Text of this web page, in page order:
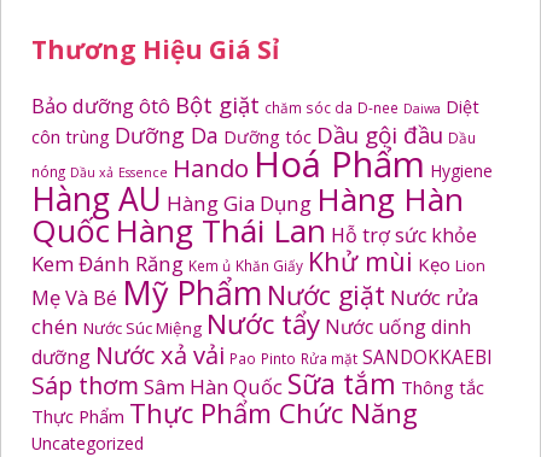
Thương Hiệu Giá Sỉ
Bảo dưỡng ôtô Bột giặt chăm sóc da D-nee Daiwa Diệt
côn trùng Dưỡng Da Dưỡng tóc Dầu gội đầu Dầu
nóng Dầu xả Essence Hando Hoá Phẩm Hygiene
Hàng AU Hàng Gia Dụng Hàng Hàn
Quốc Hàng Thái Lan Hỗ trợ sức khỏe
Kem Đánh Răng Kem ủ Khăn Giấy Khử mùi Kẹo Lion
Mẹ Và Bé Mỹ Phẩm Nước giặt Nước rửa
chén Nước Súc Miệng Nước tẩy Nước uống dinh
dưỡng Nước xả vải Pao Pinto Rửa mặt SANDOKKAEBI
Sáp thơm Sâm Hàn Quốc Sữa tắm Thông tắc
Thực Phẩm Thực Phẩm Chức Năng
Uncategorized